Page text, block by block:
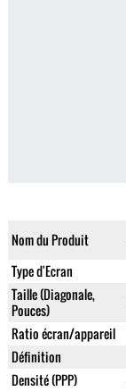
Nom du Produit
Type d'Ecran
Taille (Diagonale,
Pouces)
Ratio écran/appareil
Définition
Densité (PPP)